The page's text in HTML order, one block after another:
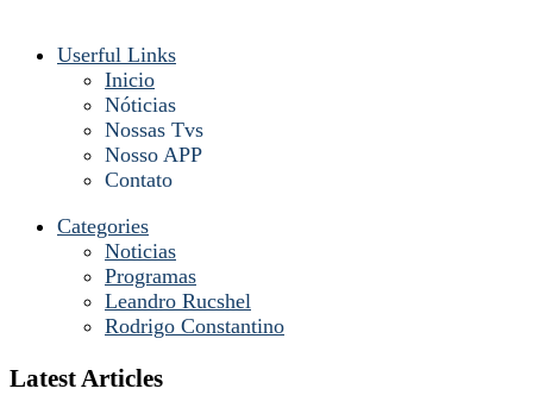
Userful Links
Inicio
Nóticias
Nossas Tvs
Nosso APP
Contato
Categories
Noticias
Programas
Leandro Rucshel
Rodrigo Constantino
Latest Articles